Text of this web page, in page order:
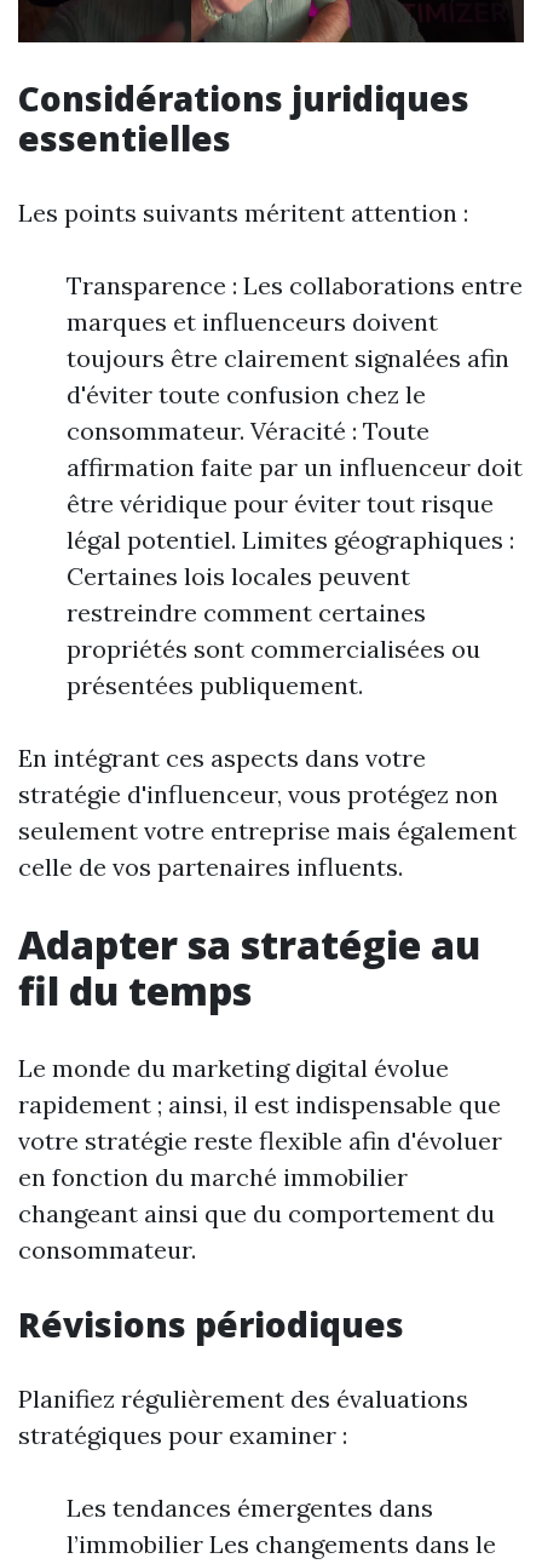
Considérations juridiques
essentielles
Les points suivants méritent attention :
Transparence : Les collaborations entre
marques et influenceurs doivent
toujours être clairement signalées afin
d'éviter toute confusion chez le
consommateur. Véracité : Toute
affirmation faite par un influenceur doit
être véridique pour éviter tout risque
légal potentiel. Limites géographiques :
Certaines lois locales peuvent
restreindre comment certaines
propriétés sont commercialisées ou
présentées publiquement.
En intégrant ces aspects dans votre
stratégie d'influenceur, vous protégez non
seulement votre entreprise mais également
celle de vos partenaires influents.
Adapter sa stratégie au
fil du temps
Le monde du marketing digital évolue
rapidement ; ainsi, il est indispensable que
votre stratégie reste flexible afin d'évoluer
en fonction du marché immobilier
changeant ainsi que du comportement du
consommateur.
Révisions périodiques
Planifiez régulièrement des évaluations
stratégiques pour examiner :
Les tendances émergentes dans
l’immobilier Les changements dans le